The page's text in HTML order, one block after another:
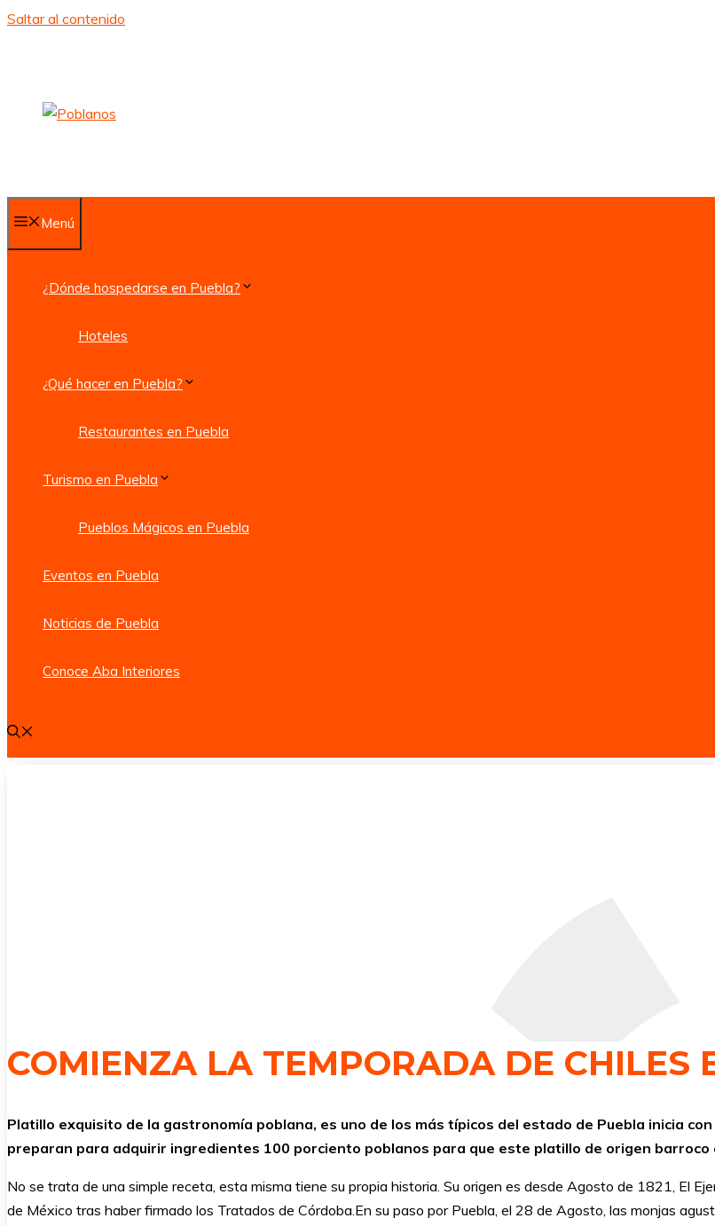
Saltar al contenido
Menú
¿Dónde hospedarse en Puebla?
Hoteles
¿Qué hacer en Puebla?
Restaurantes en Puebla
Turismo en Puebla
Pueblos Mágicos en Puebla
Eventos en Puebla
Noticias de Puebla
Conoce Aba Interiores
COMIENZA LA TEMPORADA DE CHILES
Platillo exquisito de la gastronomía poblana, es uno de los más típicos del estado de Puebla inicia
preparan para adquirir ingredientes 100 porciento poblanos para que este platillo de origen barroco
No se trata de una simple receta, esta misma tiene su propia historia. Su origen es desde Agosto de 1821, El
de México tras haber firmado los Tratados de Córdoba.En su paso por Puebla, el 28 de Agosto, las monjas